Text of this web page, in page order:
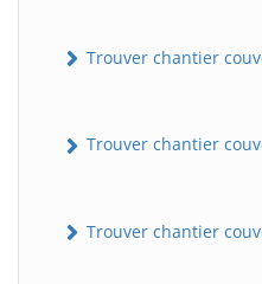
Trouver chantier
Trouver chantier
Trouver chantier